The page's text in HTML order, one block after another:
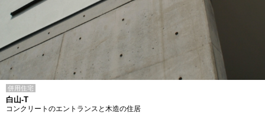
併用住宅
白山-T
コンクリートのエントランスと木造の住居